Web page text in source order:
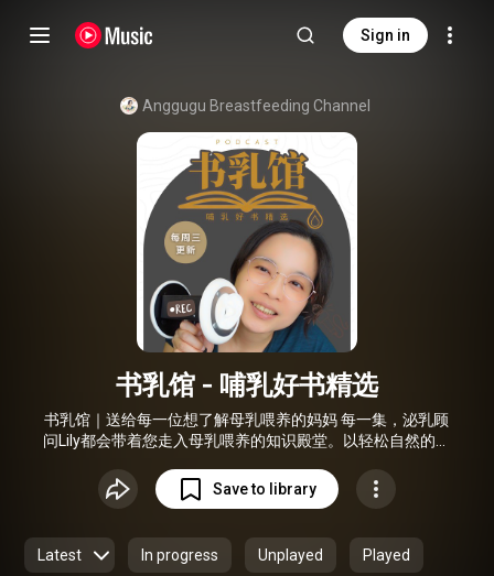
Sign in
Anggugu Breastfeeding Channel
书乳馆 - 哺乳好书精选
书乳馆｜送给每一位想了解母乳喂养的妈妈 每一集，泌乳顾
问Lily都会带着您走入母乳喂养的知识殿堂。以轻松自然的对
享实用育儿经验。 这里不只是分享知识，更是： 🌱 让每位妈
妈找到喂养的信心 🤝 用专业知识支持母乳喂养之路 💡 帮助您
作，融入本地妈妈的实际需求，让深奥的医学知识变得平易近
人。 欢迎订阅，与我们一起探索母乳喂养的奥秘！ 主持人：
Save to library
Latest In progress Unplayed Played